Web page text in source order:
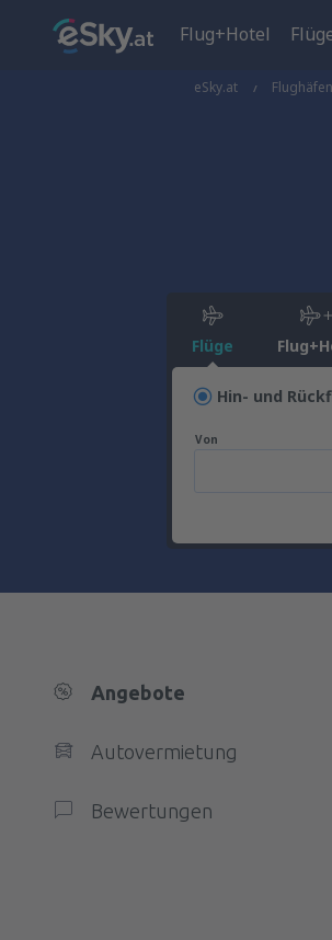
Flug+Hotel
eSky.at Flughäfen
Flüge
Hin- und
Von
Angebote
Autovermietung
Bewertungen